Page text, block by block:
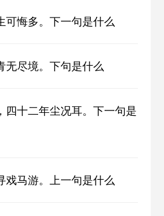
可悔多。下一句是什么
无尽境。下句是什么
四十二年尘况耳。下一句是
戏马游。上一句是什么